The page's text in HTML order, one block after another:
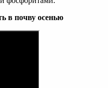
в почву осенью